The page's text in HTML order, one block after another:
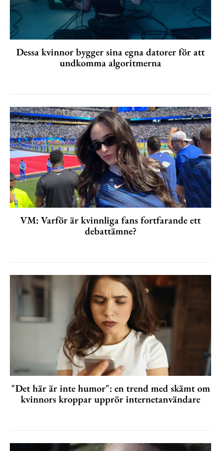
Dessa kvinnor bygger sina egna datorer för att
undkomma algoritmerna
VM: Varför är kvinnliga fans fortfarande ett
debattämne?
"Det här är inte humor": en trend med skämt om
kvinnors kroppar upprör internetanvändare